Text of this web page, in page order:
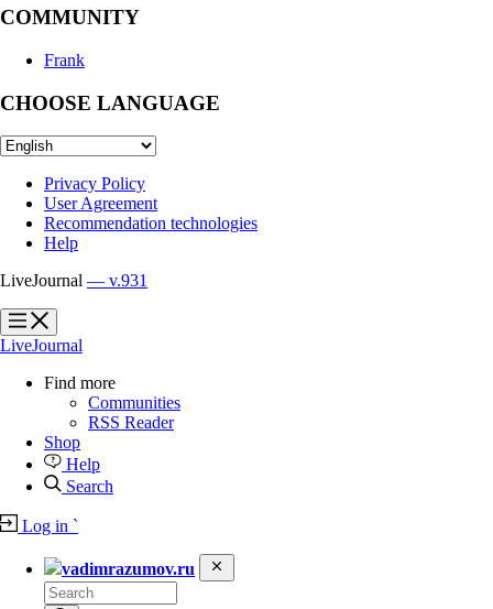
COMMUNITY
Frank
CHOOSE LANGUAGE
Privacy Policy
User Agreement
Recommendation technologies
Help
LiveJournal — v.931
?
?
LiveJournal
Find more
Communities
RSS Reader
Shop
Help
Search
Log in `
vadimrazumov.ru